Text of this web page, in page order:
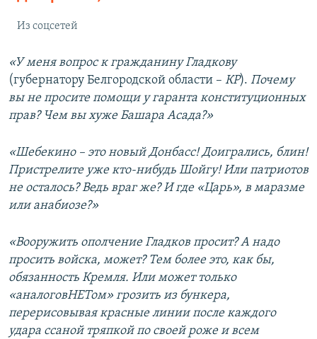
Из соцсетей
«У меня вопрос к гражданину Гладкову
(губернатору Белгородской области – КР). Почему
вы не просите помощи у гаранта конституционных
прав? Чем вы хуже Башара Асада?»
«Шебекино – это новый Донбасс! Доигрались, блин!
Пристрелите уже кто-нибудь Шойгу! Или патриотов
не осталось? Ведь враг же? И где «Царь», в маразме
или анабиозе?»
«Вооружить ополчение Гладков просит? А надо
просить войска, может? Тем более это, как бы,
обязанность Кремля. Или может только
«аналоговНЕТом» грозить из бункера,
перерисовывая красные линии после каждого
удара ссаной тряпкой по своей роже и всем